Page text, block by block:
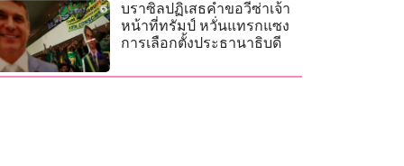
บราซิลปฏิเสธคำขอวีซ่าเจ้า
หน้าที่ทรัมป์ หวั่นแทรกแซง
การเลือกตั้งประธานาธิบดี